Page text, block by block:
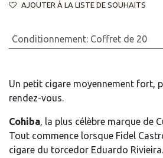
AJOUTER À LA LISTE DE SOUHAITS
Conditionnement: Coffret de 20
Un petit cigare moyennement fort,
rendez-vous.
Cohiba, la plus célèbre marque de
Tout commence lorsque Fidel
cigare du torcedor Eduardo